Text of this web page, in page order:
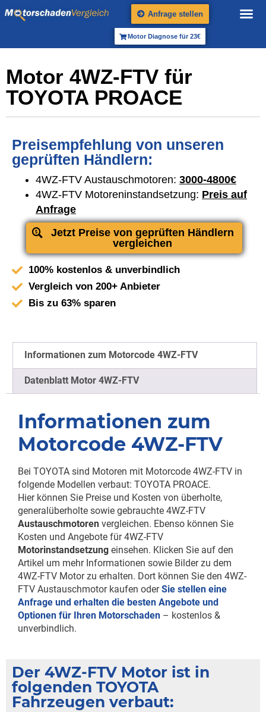
Anfrage stellen
Motor Diagnose für 23€
Motor 4WZ-FTV für
TOYOTA PROACE
Preisempfehlung von unseren
geprüften Händlern:
4WZ-FTV Austauschmotoren: 3000-4800€
4WZ-FTV Motoreninstandsetzung: Preis auf
Anfrage
Jetzt Preise von geprüften Händlern
vergleichen
100% kostenlos & unverbindlich
Vergleich von 200+ Anbieter
Bis zu 63% sparen
Informationen zum Motorcode 4WZ-FTV
Datenblatt Motor 4WZ-FTV
Informationen zum
Motorcode 4WZ-FTV
Bei TOYOTA sind Motoren mit Motorcode 4WZ-FTV in
folgende Modellen verbaut: TOYOTA PROACE.
Hier können Sie Preise und Kosten von überholte,
generalüberholte sowie gebrauchte 4WZ-FTV
Austauschmotoren vergleichen. Ebenso können Sie
Kosten und Angebote für 4WZ-FTV
Motorinstandsetzung einsehen. Klicken Sie auf den
Artikel um mehr Informationen sowie Bilder zu dem
4WZ-FTV Motor zu erhalten. Dort können Sie den 4WZ-
FTV Austauschmotor kaufen oderSie stellen eine
Anfrage und erhalten die besten Angebote und
Optionen für Ihren Motorschaden – kostenlos &
unverbindlich.
Der 4WZ-FTV Motor ist in
folgenden TOYOTA
Fahrzeugen verbaut: